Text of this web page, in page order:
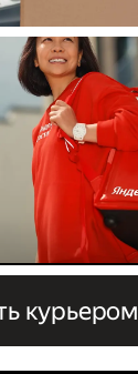
курьером